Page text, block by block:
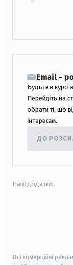
Email -
Будьте в курсі
Перейдіть на
обрати ті, що
інтересам.
ДО
Наші додатки:
Всі комерційні